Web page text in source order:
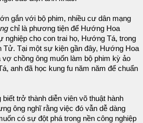
gắn với bộ phim, nhiều cư dân mạng
chỉ là phương tiện để Hướng Hoa
cho con trai họ, Hướng Tá, trong
Tử. Tại một sự kiện gần đây, Hướng Hoa
chồng ông muốn làm bộ phim kỳ ảo
anh đã học kung fu năm năm để chuẩn
trở thành diễn viên võ thuật hành
ông nghĩ rằng việc đó vẫn dễ dàng
có sự đột phá trong nền công nghiệp